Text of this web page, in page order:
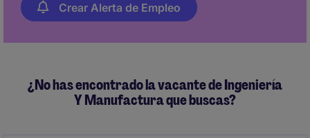
Crear Alerta de Empleo
¿No has encontrado la vacante de Ingeniería
Y Manufactura que buscas?